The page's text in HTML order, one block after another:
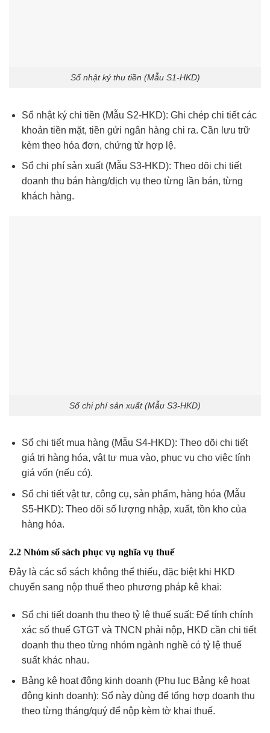
Sổ nhật ký thu tiền (Mẫu S1-HKD)
Sổ nhật ký chi tiền (Mẫu S2-HKD): Ghi chép chi tiết các
khoản tiền mặt, tiền gửi ngân hàng chi ra. Cần lưu trữ
kèm theo hóa đơn, chứng từ hợp lệ.
Sổ chi phí sản xuất (Mẫu S3-HKD): Theo dõi chi tiết
doanh thu bán hàng/dịch vụ theo từng lần bán, từng
khách hàng.
Sổ chi phí sản xuất (Mẫu S3-HKD)
Sổ chi tiết mua hàng (Mẫu S4-HKD): Theo dõi chi tiết
giá trị hàng hóa, vật tư mua vào, phục vụ cho việc tính
giá vốn (nếu có).
Sổ chi tiết vật tư, công cụ, sản phẩm, hàng hóa (Mẫu
S5-HKD): Theo dõi số lượng nhập, xuất, tồn kho của
hàng hóa.
2.2 Nhóm sổ sách phục vụ nghĩa vụ thuế
Đây là các sổ sách không thể thiếu, đặc biệt khi HKD
chuyển sang nộp thuế theo phương pháp kê khai:
Sổ chi tiết doanh thu theo tỷ lệ thuế suất: Để tính chính
xác số thuế GTGT và TNCN phải nộp, HKD cần chi tiết
doanh thu theo từng nhóm ngành nghề có tỷ lệ thuế
suất khác nhau.
Bảng kê hoạt động kinh doanh (Phụ lục Bảng kê hoạt
động kinh doanh): Sổ này dùng để tổng hợp doanh thu
theo từng tháng/quý để nộp kèm tờ khai thuế.